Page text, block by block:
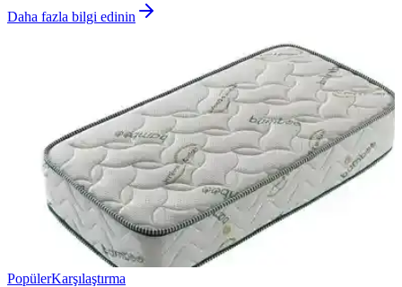
Daha fazla bilgi edinin
PopülerKarşılaştırma